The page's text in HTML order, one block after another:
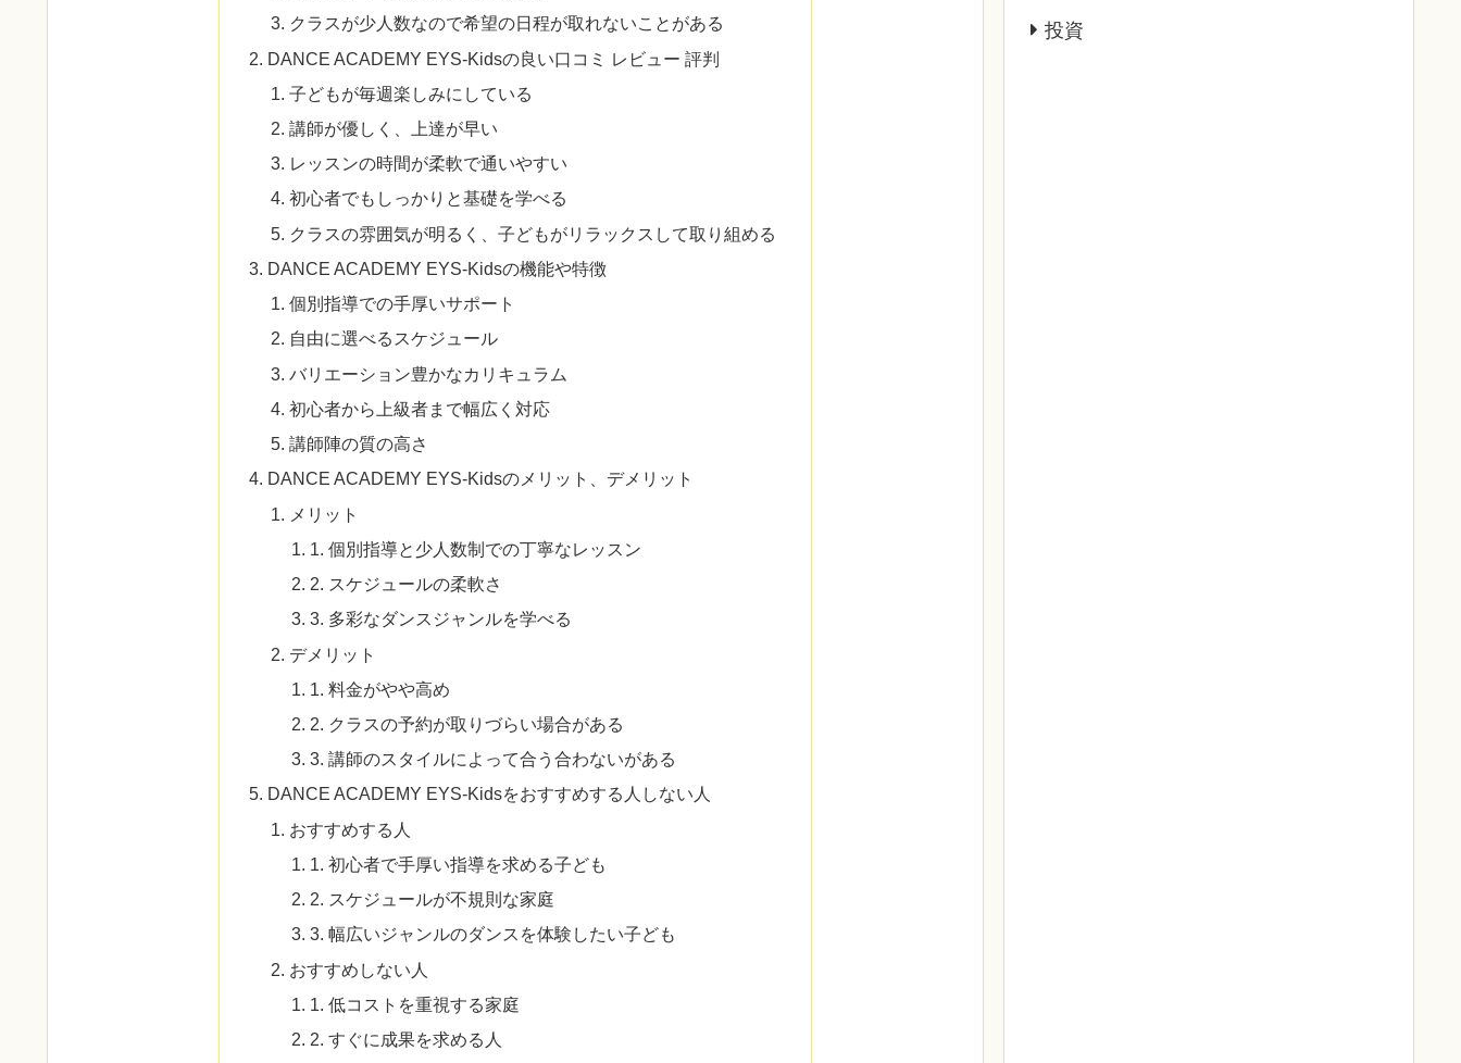
クラスが少人数なので希望の日程が取れないことがある
DANCE ACADEMY EYS-Kidsの良い口コミ レビュー 評判
子どもが毎週楽しみにしている
講師が優しく、上達が早い
レッスンの時間が柔軟で通いやすい
初心者でもしっかりと基礎を学べる
クラスの雰囲気が明るく、子どもがリラックスして取り組める
DANCE ACADEMY EYS-Kidsの機能や特徴
個別指導での手厚いサポート
自由に選べるスケジュール
バリエーション豊かなカリキュラム
初心者から上級者まで幅広く対応
講師陣の質の高さ
DANCE ACADEMY EYS-Kidsのメリット、デメリット
メリット
1. 個別指導と少人数制での丁寧なレッスン
2. スケジュールの柔軟さ
3. 多彩なダンスジャンルを学べる
デメリット
1. 料金がやや高め
2. クラスの予約が取りづらい場合がある
3. 講師のスタイルによって合う合わないがある
DANCE ACADEMY EYS-Kidsをおすすめする人しない人
おすすめする人
1. 初心者で手厚い指導を求める子ども
2. スケジュールが不規則な家庭
3. 幅広いジャンルのダンスを体験したい子ども
おすすめしない人
1. 低コストを重視する家庭
2. すぐに成果を求める人
投資